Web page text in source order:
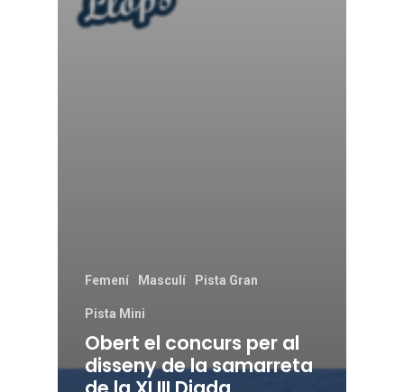
Femení Masculí Pista Gran
Pista Mini
Obert el concurs per al
disseny de la samarreta